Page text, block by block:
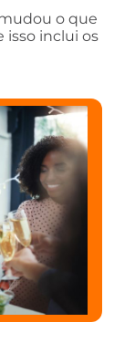
o que
isso inclui os